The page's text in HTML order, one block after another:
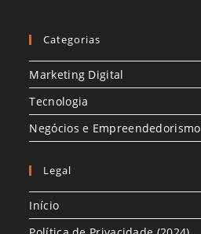
Categorias
Marketing Digital
Tecnologia
Negócios e Empreendedorismo
Legal
Início